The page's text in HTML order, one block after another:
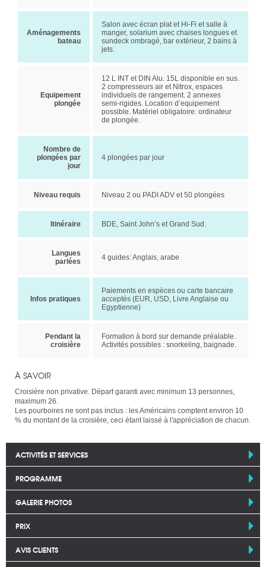
Aménagements
bateau
Salon avec écran plat et Hi-Fi et salle à
manger, solarium avec chaises longues et
sundeck ombragé, bar extérieur, 2 bains à
jets.
Equipement
plongée
12 L INT et DIN Alu. 15L disponible en sus.
2 compresseurs air et Nitrox, espaces
individuels de rangement. 2 annexes
semi-rigides. Location d’equipement
possible. Matériel obligatoire: ordinateur
de plongée.
Nombre de
plongées par
jour
4 plongées par jour
Niveau requis Niveau 2 ou PADI ADV et 50 plongées
Itinéraire BDE, Saint John’s et Grand Sud.
Langues
parlées
4 guides: Anglais, arabe
Infos pratiques
Paiements en espèces ou carte bancaire
acceptés (EUR, USD, Livre Anglaise ou
Egyptienne)
Pendant la
croisière
Formation à bord sur demande préalable.
Activités possibles : snorkeling, baignade.
À SAVOIR
Croisière non privative. Départ garanti avec minimum 13 personnes,
maximum 26.
Les pourboires ne sont pas inclus : les Américains comptent environ 10
% du montant de la croisière, ceci étant laissé à l'appréciation de chacun.
ACTIVITÉS ET SERVICES
PROGRAMME
GALERIE PHOTOS
PRIX
AVIS CLIENTS